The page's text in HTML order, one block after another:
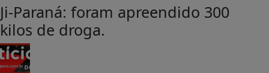
Ji-Paraná: foram apreendido 300
kilos de droga.